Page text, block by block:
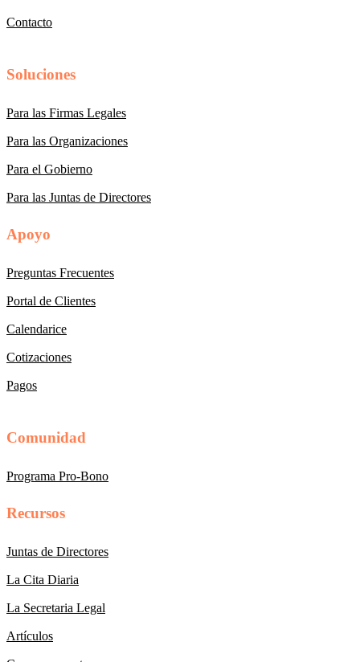
Contacto
Soluciones
Para las Firmas Legales
Para las Organizaciones
Para el Gobierno
Para las Juntas de Directores
Apoyo
Preguntas Frecuentes
Portal de Clientes
Calendarice
Cotizaciones
Pagos
Comunidad
Programa Pro-Bono
Recursos
Juntas de Directores
La Cita Diaria
La Secretaria Legal
Artículos